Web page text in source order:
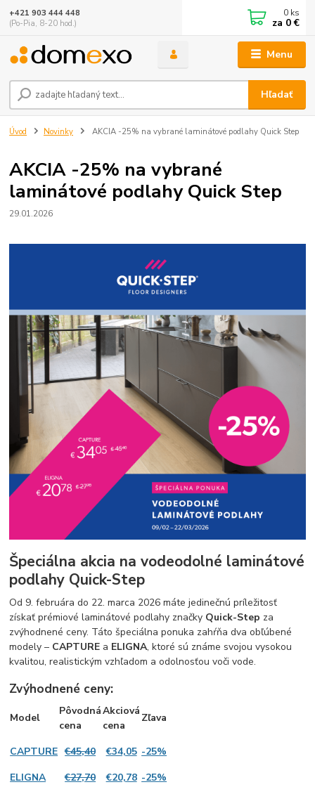
Menu
Hľadať
+421 903 444 448
(Po-Pia, 8-20 hod.)
0 ks
za 0 €
Úvod Novinky AKCIA -25% na vybrané laminátové podlahy Quick Step
AKCIA -25% na vybrané
laminátové podlahy Quick Step
29.01.2026
Špeciálna akcia na vodeodolné laminátové
podlahy Quick-Step
Od 9. februára do 22. marca 2026 máte jedinečnú príležitosť
získať prémiové laminátové podlahy značky Quick-Step za
zvýhodnené ceny. Táto špeciálna ponuka zahŕňa dva obľúbené
modely – CAPTURE a ELIGNA, ktoré sú známe svojou vysokou
kvalitou, realistickým vzhľadom a odolnosťou voči vode.
Zvýhodnené ceny:
Model
Pôvodná
cena
Akciová
cena
Zľava
CAPTURE €45,40 €34,05 -25%
ELIGNA
€27,70 €20,78 -25%